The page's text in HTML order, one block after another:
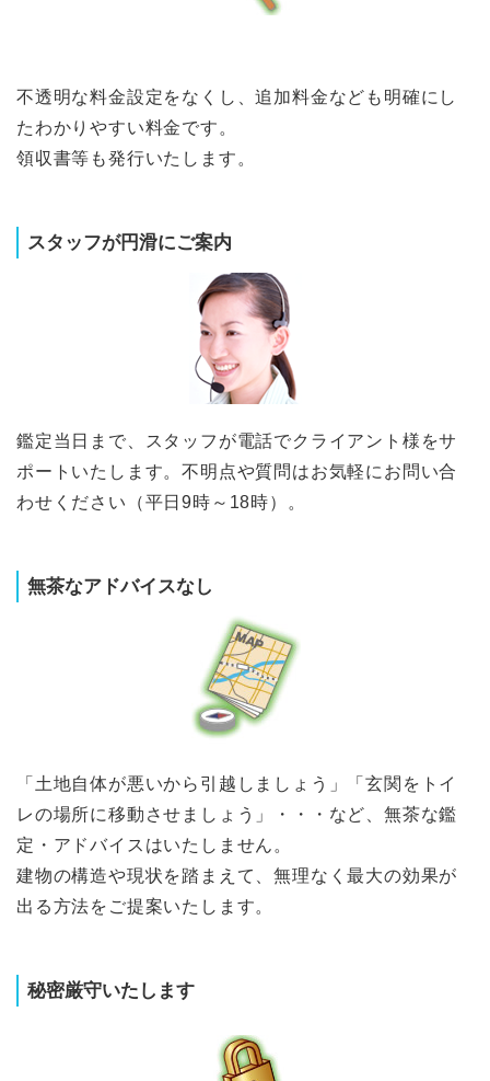
不透明な料金設定をなくし、追加料金なども明確にし
たわかりやすい料金です。
領収書等も発行いたします。
スタッフが円滑にご案内
鑑定当日まで、スタッフが電話でクライアント様をサ
ポートいたします。不明点や質問はお気軽にお問い合
わせください（平日9時～18時）。
無茶なアドバイスなし
「土地自体が悪いから引越しましょう」「玄関をトイ
レの場所に移動させましょう」・・・など、無茶な鑑
定・アドバイスはいたしません。
建物の構造や現状を踏まえて、無理なく最大の効果が
出る方法をご提案いたします。
秘密厳守いたします